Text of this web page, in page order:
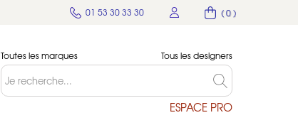
( 0 )
01 53 30 33 30
Toutes les marques Tous les designers
ESPACE PRO